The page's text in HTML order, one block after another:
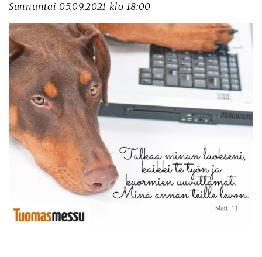
Sunnuntai 05.09.2021 klo 18:00